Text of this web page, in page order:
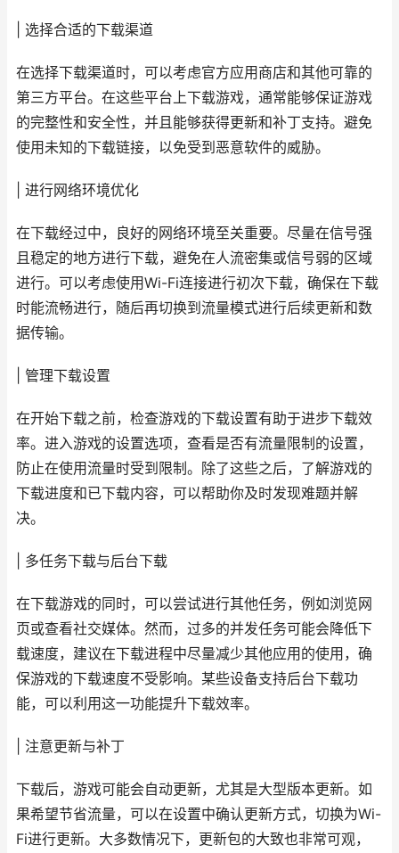
| 选择合适的下载渠道
在选择下载渠道时，可以考虑官方应用商店和其他可靠的
第三方平台。在这些平台上下载游戏，通常能够保证游戏
的完整性和安全性，并且能够获得更新和补丁支持。避免
使用未知的下载链接，以免受到恶意软件的威胁。
| 进行网络环境优化
在下载经过中，良好的网络环境至关重要。尽量在信号强
且稳定的地方进行下载，避免在人流密集或信号弱的区域
进行。可以考虑使用Wi-Fi连接进行初次下载，确保在下载
时能流畅进行，随后再切换到流量模式进行后续更新和数
据传输。
| 管理下载设置
在开始下载之前，检查游戏的下载设置有助于进步下载效
率。进入游戏的设置选项，查看是否有流量限制的设置，
防止在使用流量时受到限制。除了这些之后，了解游戏的
下载进度和已下载内容，可以帮助你及时发现难题并解
决。
| 多任务下载与后台下载
在下载游戏的同时，可以尝试进行其他任务，例如浏览网
页或查看社交媒体。然而，过多的并发任务可能会降低下
载速度，建议在下载进程中尽量减少其他应用的使用，确
保游戏的下载速度不受影响。某些设备支持后台下载功
能，可以利用这一功能提升下载效率。
| 注意更新与补丁
下载后，游戏可能会自动更新，尤其是大型版本更新。如
果希望节省流量，可以在设置中确认更新方式，切换为Wi-
Fi进行更新。大多数情况下，更新包的大致也非常可观，